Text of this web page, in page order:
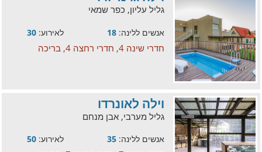
גליל עליון, כפר שמאי
אנשים ללינה: 18 לאירוע: 30
חדרי שינה 4, חדרי רחצה 4, בריכה
וילה לאונרדו
גליל מערבי, אבן מנחם
אנשים ללינה: 35 לאירוע: 50